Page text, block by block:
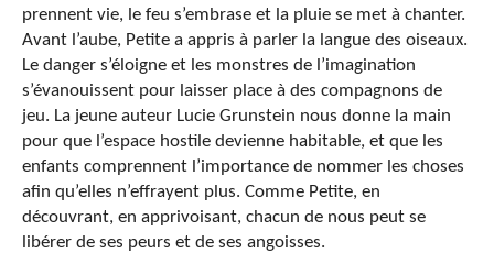
prennent vie, le feu s’embrase et la pluie se met à chanter.
Avant l’aube, Petite a appris à parler la langue des oiseaux.
Le danger s’éloigne et les monstres de l’imagination
s’évanouissent pour laisser place à des compagnons de
jeu. La jeune auteur Lucie Grunstein nous donne la main
pour que l’espace hostile devienne habitable, et que les
enfants comprennent l’importance de nommer les choses
afin qu’elles n’effrayent plus. Comme Petite, en
découvrant, en apprivoisant, chacun de nous peut se
libérer de ses peurs et de ses angoisses.